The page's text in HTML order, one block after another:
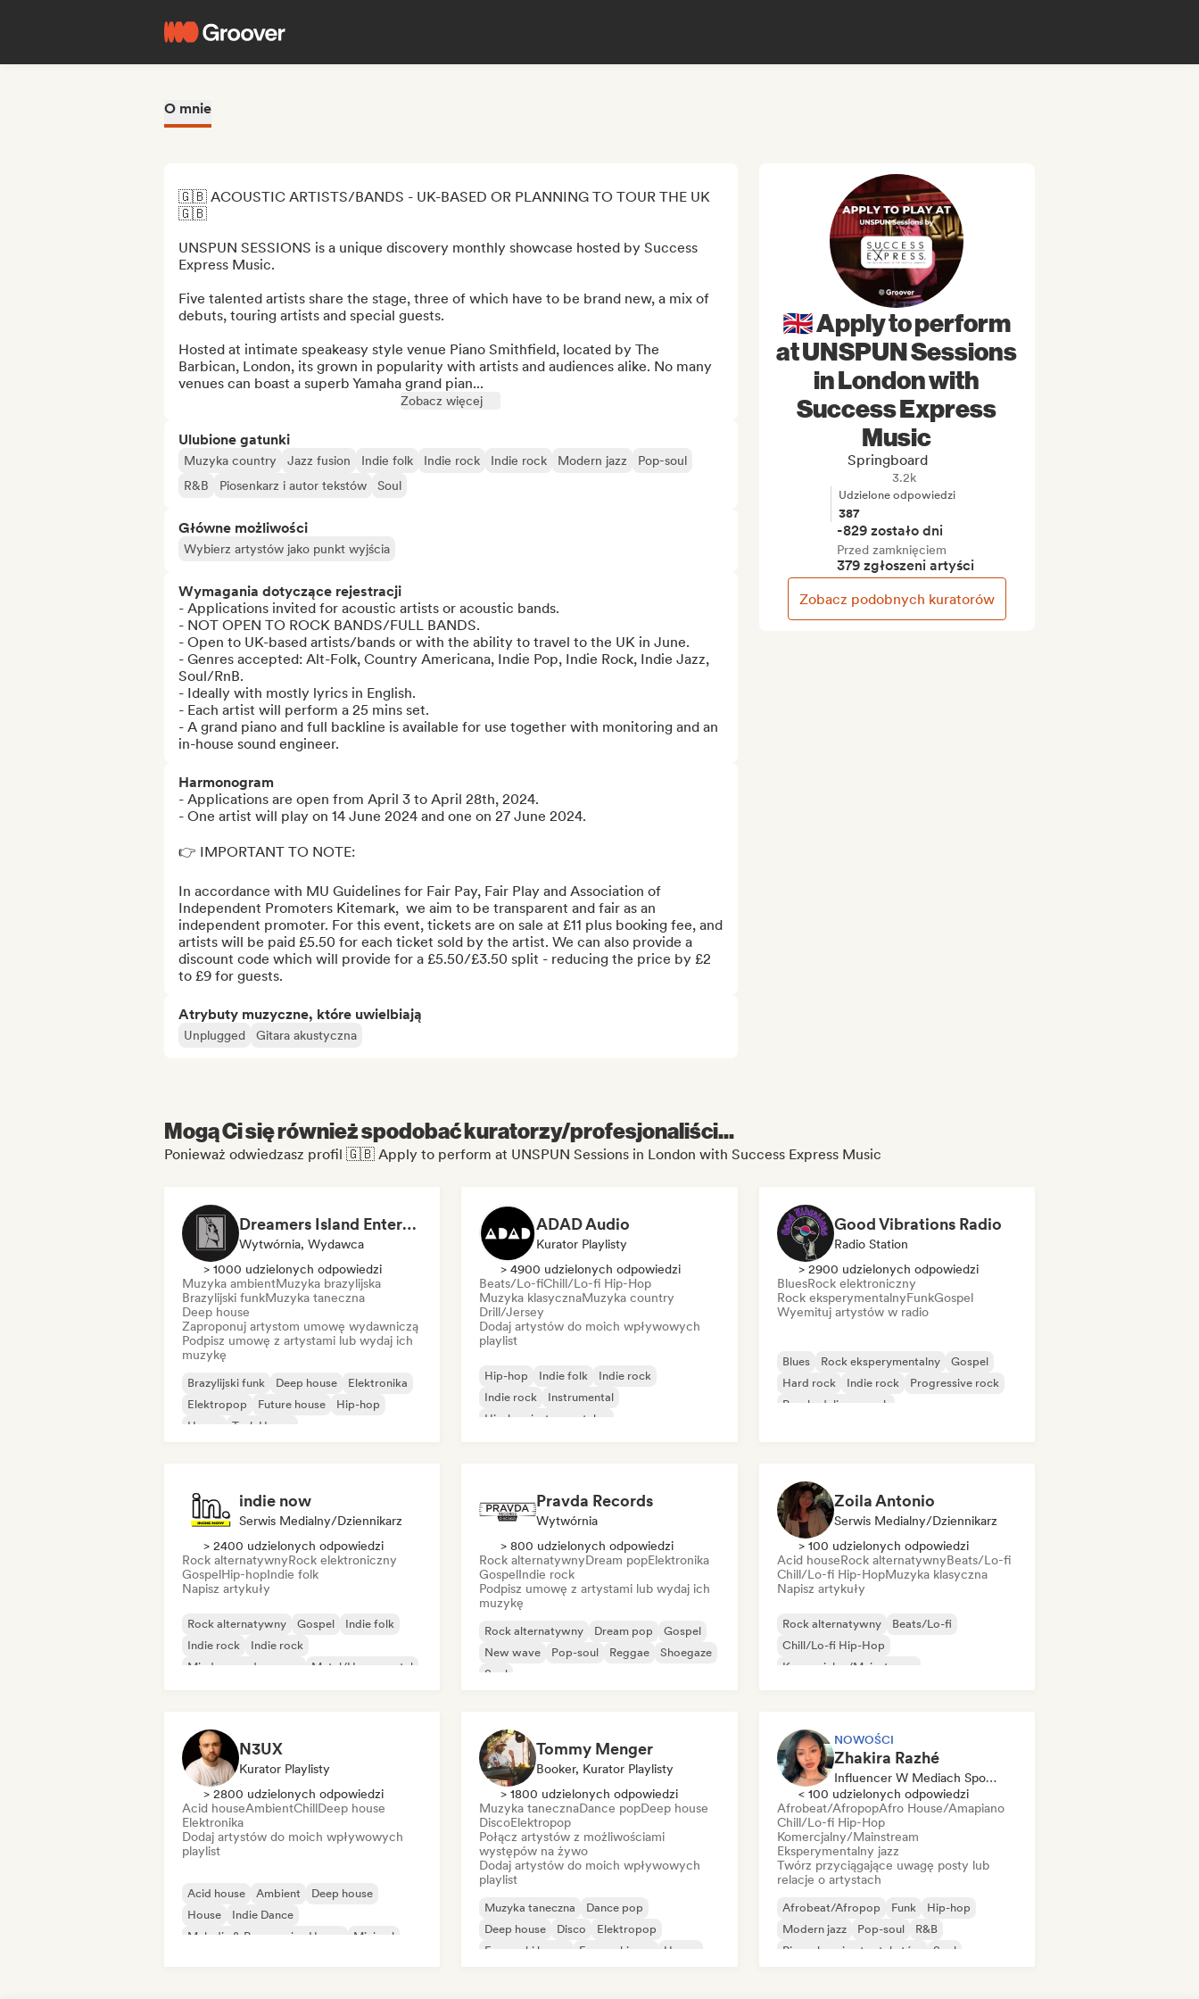
O mnie
🇬🇧 ACOUSTIC ARTISTS/BANDS - UK-BASED OR PLANNING TO TOUR THE UK
🇬🇧
UNSPUN SESSIONS is a unique discovery monthly showcase hosted by Success
Express Music.
Five talented artists share the stage, three of which have to be brand new, a mix of
debuts, touring artists and special guests.
Hosted at intimate speakeasy style venue Piano Smithfield, located by The
Barbican, London, its grown in popularity with artists and audiences alike. No many
venues can boast a superb Yamaha grand pian...
Zobacz więcej
Ulubione gatunki
Muzyka country Jazz fusion Indie folk Indie rock Indie rock Modern jazz
Pop-soul
R&B
Piosenkarz i autor tekstów Soul
Główne możliwości
Wybierz artystów jako punkt wyjścia
Wymagania dotyczące rejestracji
- Applications invited for acoustic artists or acoustic bands.
- NOT OPEN TO ROCK BANDS/FULL BANDS.
- Open to UK-based artists/bands or with the ability to travel to the UK in June.
- Genres accepted: Alt-Folk, Country Americana, Indie Pop, Indie Rock, Indie Jazz,
Soul/RnB.
- Ideally with mostly lyrics in English.
- Each artist will perform a 25 mins set.
- A grand piano and full backline is available for use together with monitoring and an
in-house sound engineer.
Harmonogram
- Applications are open from April 3 to April 28th, 2024.
- One artist will play on 14 June 2024 and one on 27 June 2024.
👉 IMPORTANT TO NOTE:
In accordance with MU Guidelines for Fair Pay, Fair Play and Association of
Independent Promoters Kitemark,  we aim to be transparent and fair as an
independent promoter. For this event, tickets are on sale at £11 plus booking fee, and
artists will be paid £5.50 for each ticket sold by the artist. We can also provide a
discount code which will provide for a £5.50/£3.50 split - reducing the price by £2
to £9 for guests.
Atrybuty muzyczne, które uwielbiają
Unplugged Gitara akustyczna
🇬🇧 Apply to perform
at UNSPUN Sessions
in London with
Success Express
Music
Springboard
3.2k
Udzielone odpowiedzi
387
-829 zostało dni
Przed zamknięciem
379 zgłoszeni artyści
Zobacz podobnych kuratorów
Mogą Ci się również spodobać kuratorzy/profesjonaliści...
Ponieważ odwiedzasz profil 🇬🇧 Apply to perform at UNSPUN Sessions in London with Success Express Music
Dreamers Island Entertainment
Wytwórnia, Wydawca
> 1000 udzielonych odpowiedzi
Muzyka ambientMuzyka brazylijska
Brazylijski funkMuzyka taneczna
Deep house
Zaproponuj artystom umowę wydawniczą
Podpisz umowę z artystami lub wydaj ich
muzykę
Brazylijski funk Deep house
Elektronika
Elektropop
Future house
Hip-hop
House
Tech House
ADAD Audio
Kurator Playlisty
> 4900 udzielonych odpowiedzi
Beats/Lo-fiChill/Lo-fi Hip-Hop
Muzyka klasycznaMuzyka country
Drill/Jersey
Dodaj artystów do moich wpływowych
playlist
Hip-hop Indie folk
Indie rock
Indie rock
Instrumental
Hip-hop instrumentalny
Good Vibrations Radio
Radio Station
> 2900 udzielonych odpowiedzi
BluesRock elektroniczny
Rock eksperymentalnyFunkGospel
Wyemituj artystów w radio
Blues Rock eksperymentalny
Gospel
Hard rock
Indie rock
Progressive rock
Psychedeliczny rock
indie now
Serwis Medialny/Dziennikarz
> 2400 udzielonych odpowiedzi
Rock alternatywnyRock elektroniczny
GospelHip-hopIndie folk
Napisz artykuły
Rock alternatywny Gospel
Indie folk
Indie rock
Indie rock
Międzynarodowy rap
Metal/Heavy metal
Pravda Records
Wytwórnia
> 800 udzielonych odpowiedzi
Rock alternatywnyDream popElektronika
GospelIndie rock
Podpisz umowę z artystami lub wydaj ich
muzykę
Rock alternatywny Dream pop
Gospel
New wave
Pop-soul Reggae
Shoegaze
Soul
Zoila Antonio
Serwis Medialny/Dziennikarz
> 100 udzielonych odpowiedzi
Acid houseRock alternatywnyBeats/Lo-fi
Chill/Lo-fi Hip-HopMuzyka klasyczna
Napisz artykuły
Rock alternatywny
Beats/Lo-fi
Chill/Lo-fi Hip-Hop
Komercjalny/Mainstream
N3UX
Kurator Playlisty
> 2800 udzielonych odpowiedzi
Acid houseAmbientChillDeep house
Elektronika
Dodaj artystów do moich wpływowych
playlist
Acid house Ambient
Deep house
House
Indie Dance
Melodic & Progressive House
Minimal
Tommy Menger
Booker, Kurator Playlisty
> 1800 udzielonych odpowiedzi
Muzyka tanecznaDance popDeep house
DiscoElektropop
Połącz artystów z możliwościami
występów na żywo
Dodaj artystów do moich wpływowych
playlist
Muzyka taneczna
Dance pop
Deep house
Disco
Elektropop
Francuski house
Francuski pop House
NOWOŚCI
Zhakira Razhé
Influencer W Mediach Społecznościowych
< 100 udzielonych odpowiedzi
Afrobeat/AfropopAfro House/Amapiano
Chill/Lo-fi Hip-Hop
Komercjalny/Mainstream
Eksperymentalny jazz
Twórz przyciągające uwagę posty lub
relacje o artystach
Afrobeat/Afropop Funk
Hip-hop
Modern jazz
Pop-soul
R&B
Piosenkarz i autor tekstów
Soul